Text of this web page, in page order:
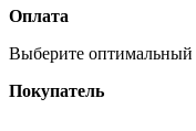
Оплата
Выберите оптимальный
Покупатель